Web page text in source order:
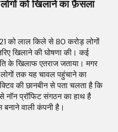
को खिलाने का फ़ैसला
को लाल किले से 80 करोड़ लोगों
खिलाने की घोषणा की। कई
के खिलाफ एतराज जताया। मगर
तक यह चावल पहुंचाने का
की छानबीन से पता चलता है कि
प्रॉफिट संगठन का हाथ है
बनाने वाली कंपनी है।